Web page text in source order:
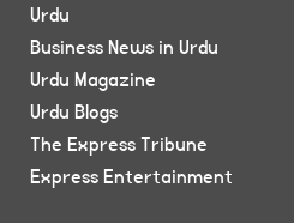
Urdu
Business News in Urdu
Urdu Magazine
Urdu Blogs
The Express Tribune
Express Entertainment